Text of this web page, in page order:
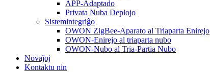
APP-Adaptado
Privata Nuba Deplojo
Sistemintegriĝo
OWON ZigBee-Aparato al Triaparta Enirejo
OWON-Enirejo al triaparta nubo
OWON-Nubo al Tria-Partia Nubo
Novaĵoj
Kontaktu nin